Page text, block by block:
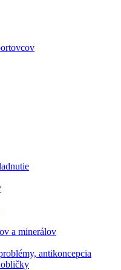
a minerálov
antikoncepcia